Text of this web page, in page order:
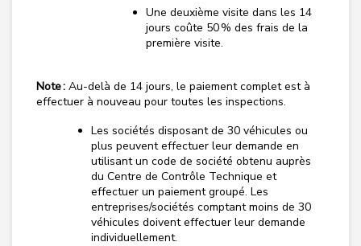
Une deuxième visite dans les 14
jours coûte 50 % des frais de la
première visite.
Note : Au-delà de 14 jours, le paiement complet est à
effectuer à nouveau pour toutes les inspections.
Les sociétés disposant de 30 véhicules ou
plus peuvent effectuer leur demande en
utilisant un code de société obtenu auprès
du Centre de Contrôle Technique et
effectuer un paiement groupé. Les
entreprises/sociétés comptant moins de 30
véhicules doivent effectuer leur demande
individuellement.